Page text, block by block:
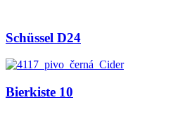
Schüssel D24
Bierkiste 10